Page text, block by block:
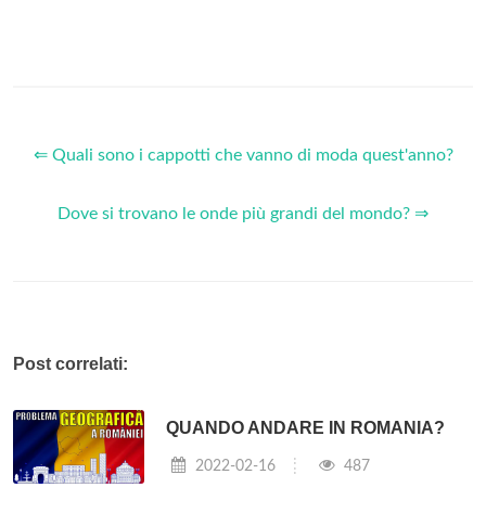
⇐ Quali sono i cappotti che vanno di moda quest'anno?
Dove si trovano le onde più grandi del mondo? ⇒
Post correlati:
QUANDO ANDARE IN ROMANIA?
2022-02-16 487